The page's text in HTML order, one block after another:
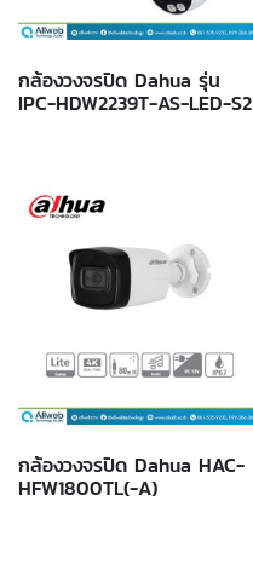
กล้องวงจรปิด Dahua รุ่น
IPC-HDW2239T-AS-LED-S2
กล้องวงจรปิด Dahua HAC-
HFW1800TL(-A)